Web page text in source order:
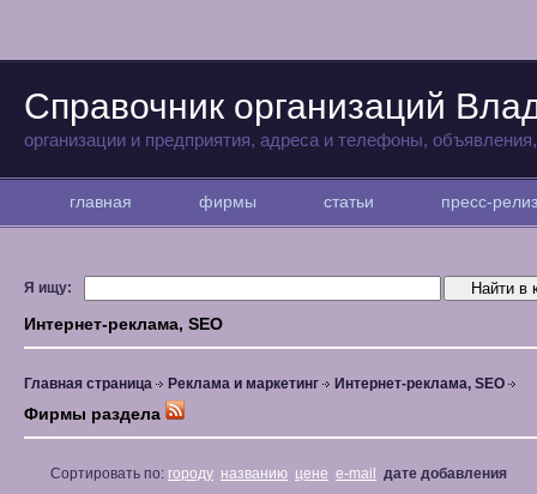
Справочник организаций
организации и предприятия, адреса и телефоны,
главная фирмы статьи пресс-
Я ищу:
Интернет-реклама, SEO
Главная страница Реклама и маркетинг Интернет-реклама, SEO
Фирмы раздела
Сортировать по: городу названию цене e-mail дате добавления